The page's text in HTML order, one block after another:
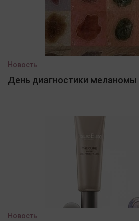
Новость
День диагностики меланомы
Новость